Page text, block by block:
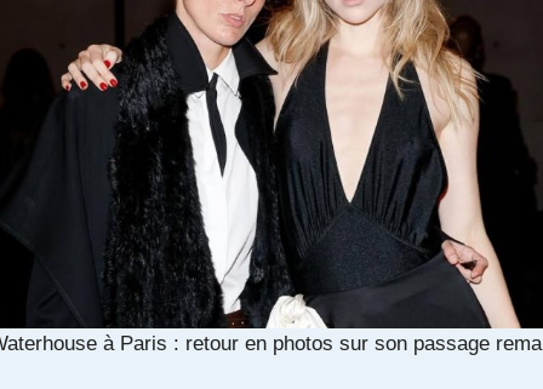
à Paris : retour en photos sur son passage